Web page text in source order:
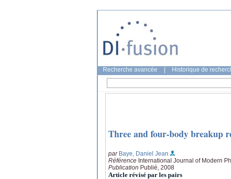
Recherche avancée Historique de
Three and four-body breakup
par Baye, Daniel Jean
Référence International Journal of Modern
Publication Publié, 2008
Article révisé par les pairs